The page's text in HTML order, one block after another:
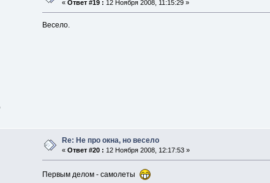
«Ответ #19 : 12 Ноября 2008, 11:15:29 »
Весело.
Re: Не про окна, но весело
«Ответ #20 : 12 Ноября 2008, 12:17:53 »
Первым делом - самолеты